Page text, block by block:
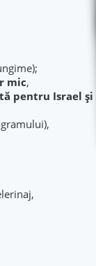
mic,
pentru Israel și